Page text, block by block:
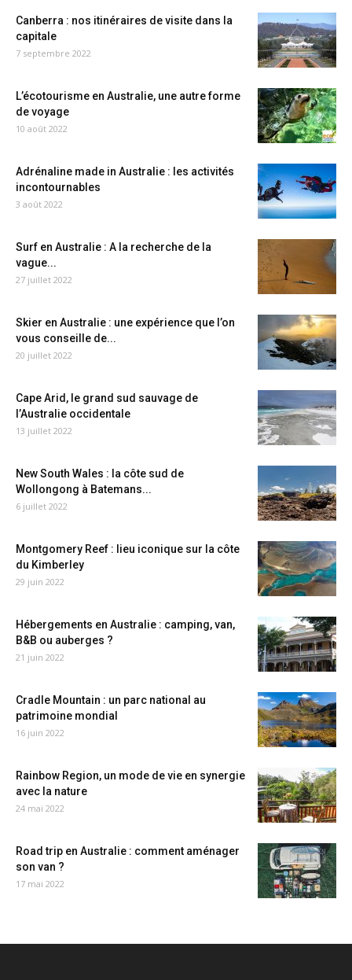
Canberra : nos itinéraires de visite dans la
capitale
7 septembre 2022
L’écotourisme en Australie, une autre forme
de voyage
10 août 2022
Adrénaline made in Australie : les activités
incontournables
3 août 2022
Surf en Australie : A la recherche de la
vague...
27 juillet 2022
Skier en Australie : une expérience que l’on
vous conseille de...
20 juillet 2022
Cape Arid, le grand sud sauvage de
l’Australie occidentale
13 juillet 2022
New South Wales : la côte sud de
Wollongong à Batemans...
6 juillet 2022
Montgomery Reef : lieu iconique sur la côte
du Kimberley
29 juin 2022
Hébergements en Australie : camping, van,
B&B ou auberges ?
21 juin 2022
Cradle Mountain : un parc national au
patrimoine mondial
16 juin 2022
Rainbow Region, un mode de vie en synergie
avec la nature
24 mai 2022
Road trip en Australie : comment aménager
son van ?
17 mai 2022